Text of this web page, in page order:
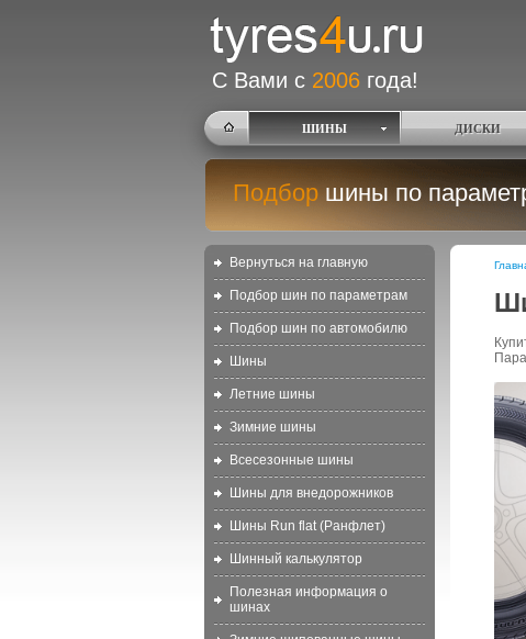
С Вами с 2006 года!
ШИНЫ ДИСКИ
Подбор шины по
Вернуться на главную
Подбор шин по параметрам
Подбор шин по автомобилю
Шины
Летние шины
Зимние шины
Всесезонные шины
Шины для внедорожников
Шины Run flat (Ранфлет)
Шинный калькулятор
Полезная информация о
шинах